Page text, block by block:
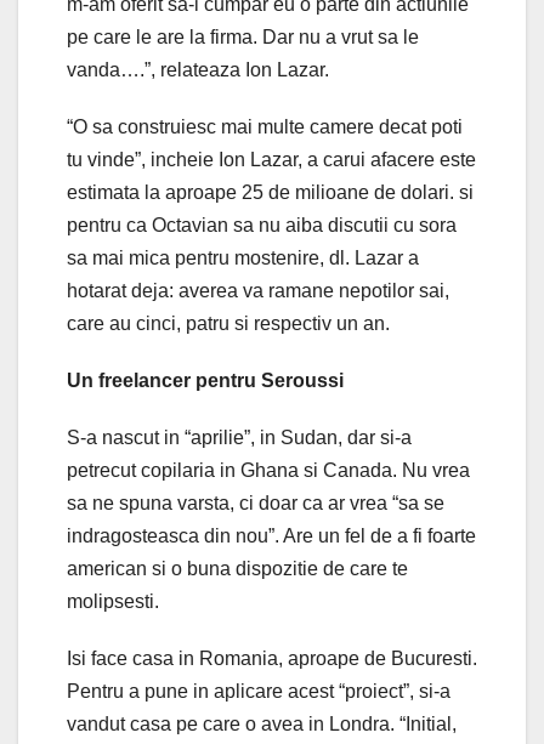
pe care le are la firma. Dar nu a vrut sa le
vanda….”, relateaza Ion Lazar.
“O sa construiesc mai multe camere decat poti
tu vinde”, incheie Ion Lazar, a carui afacere este
estimata la aproape 25 de milioane de dolari. si
pentru ca Octavian sa nu aiba discutii cu sora
sa mai mica pentru mostenire, dl. Lazar a
hotarat deja: averea va ramane nepotilor sai,
care au cinci, patru si respectiv un an.
Un freelancer pentru Seroussi
S-a nascut in “aprilie”, in Sudan, dar si-a
petrecut copilaria in Ghana si Canada. Nu vrea
sa ne spuna varsta, ci doar ca ar vrea “sa se
indragosteasca din nou”. Are un fel de a fi foarte
american si o buna dispozitie de care te
molipsesti.
Isi face casa in Romania, aproape de Bucuresti.
Pentru a pune in aplicare acest “proiect”, si-a
vandut casa pe care o avea in Londra. “Initial,